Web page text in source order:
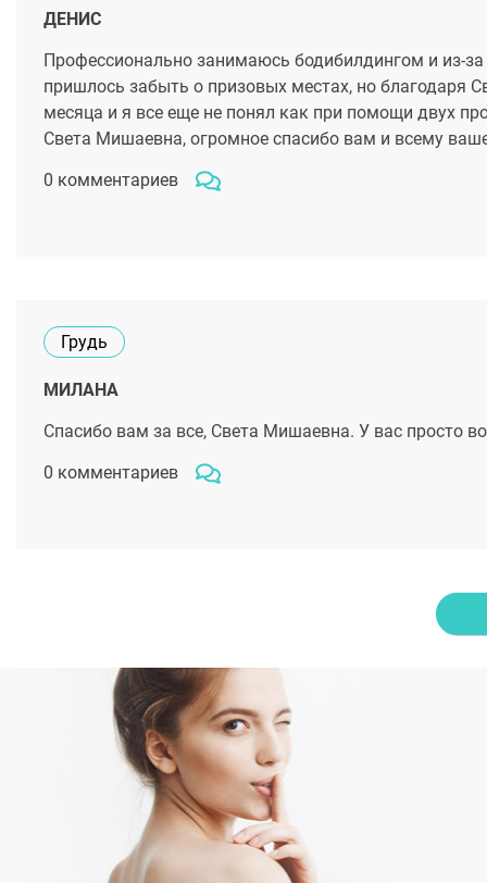
ДЕНИС
Профессионально занимаюсь бодибилдингом и из-
пришлось забыть о призовых местах, но благодаря
месяца и я все еще не понял как при помощи двух
Света Мишаевна, огромное спасибо вам и всему
0 комментариев
Грудь
МИЛАНА
Спасибо вам за все, Света Мишаевна. У вас просто
0 комментариев